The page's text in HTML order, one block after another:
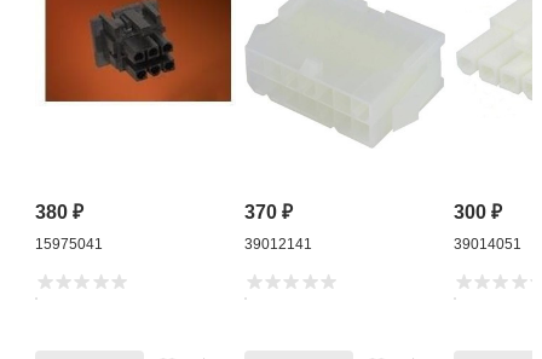
380₽
15975041
370₽
39012141
300₽
39014051